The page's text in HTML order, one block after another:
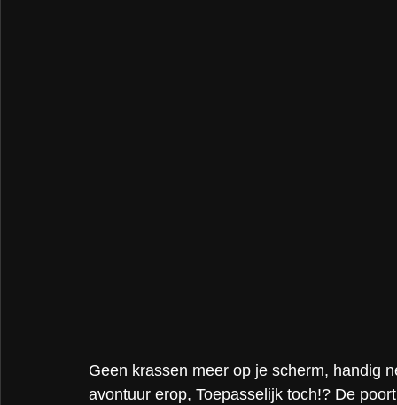
Geen krassen meer op je scherm, handig
avontuur erop, Toepasselijk toch!? De